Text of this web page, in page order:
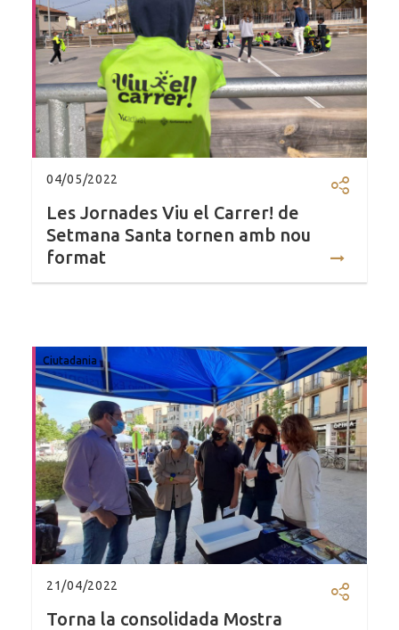
04/05/2022
Les Jornades Viu el Carrer! de
Setmana Santa tornen amb nou
format
Ciutadania
21/04/2022
Torna la consolidada Mostra